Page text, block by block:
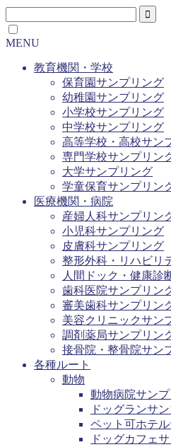
MENU
教育機関・学校
保育園サンプリング
幼稚園サンプリング
小学校サンプリング
中学校サンプリング
高等学校・高校サン
専門学校サンプリン
大学サンプリング
学童保育サンプリン
医療機関・病院
産婦人科サンプリン
小児科サンプリング
皮膚科サンプリング
整形外科・リハビリ
人間ドック・健康診
歯科医院サンプリン
審美歯科サンプリン
美容クリニックサン
調剤薬局サンプリン
接骨院・整骨院サン
各種ルート
動物
動物病院サン
ドッグランサ
ペット可ホテ
ドッグカフェ